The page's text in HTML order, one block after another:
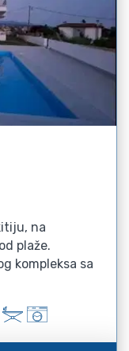
na
plaže.
kompleksa sa